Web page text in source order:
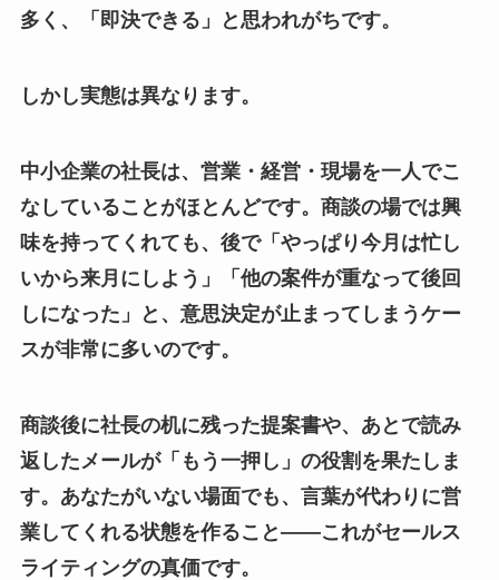
多く、「即決できる」と思われがちです。
しかし実態は異なります。
中小企業の社長は、営業・経営・現場を一人でこ
なしていることがほとんどです。商談の場では興
味を持ってくれても、後で「やっぱり今月は忙し
いから来月にしよう」「他の案件が重なって後回
しになった」と、意思決定が止まってしまうケー
スが非常に多いのです。
商談後に社長の机に残った提案書や、あとで読み
返したメールが「もう一押し」の役割を果たしま
す。あなたがいない場面でも、言葉が代わりに営
業してくれる状態を作ること——これがセールス
ライティングの真価です。